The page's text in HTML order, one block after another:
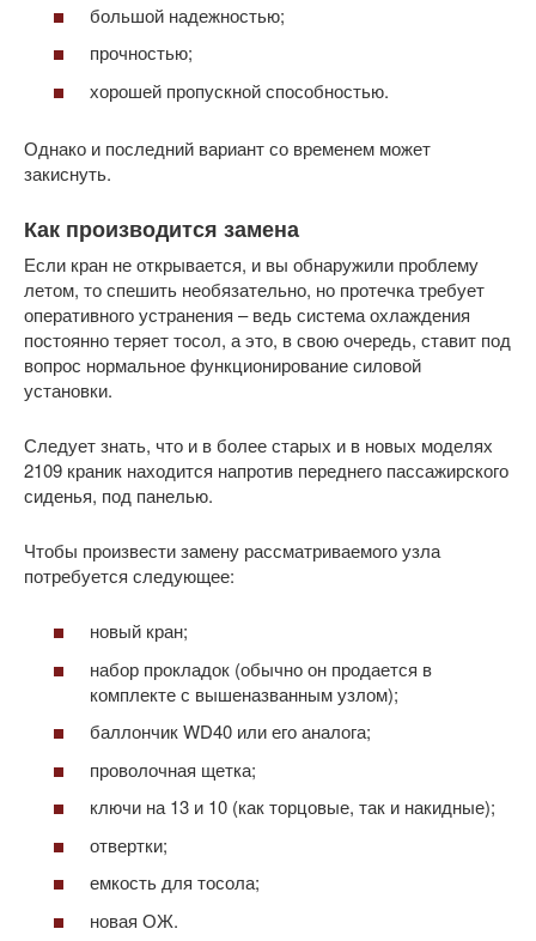
большой надежностью;
прочностью;
хорошей пропускной способностью.
Однако и последний вариант со временем может
закиснуть.
Как производится замена
Если кран не открывается, и вы обнаружили проблему
летом, то спешить необязательно, но протечка требует
оперативного устранения – ведь система охлаждения
постоянно теряет тосол, а это, в свою очередь, ставит под
вопрос нормальное функционирование силовой
установки.
Следует знать, что и в более старых и в новых моделях
2109 краник находится напротив переднего пассажирского
сиденья, под панелью.
Чтобы произвести замену рассматриваемого узла
потребуется следующее:
новый кран;
набор прокладок (обычно он продается в
комплекте с вышеназванным узлом);
баллончик WD40 или его аналога;
проволочная щетка;
ключи на 13 и 10 (как торцовые, так и накидные);
отвертки;
емкость для тосола;
новая ОЖ.